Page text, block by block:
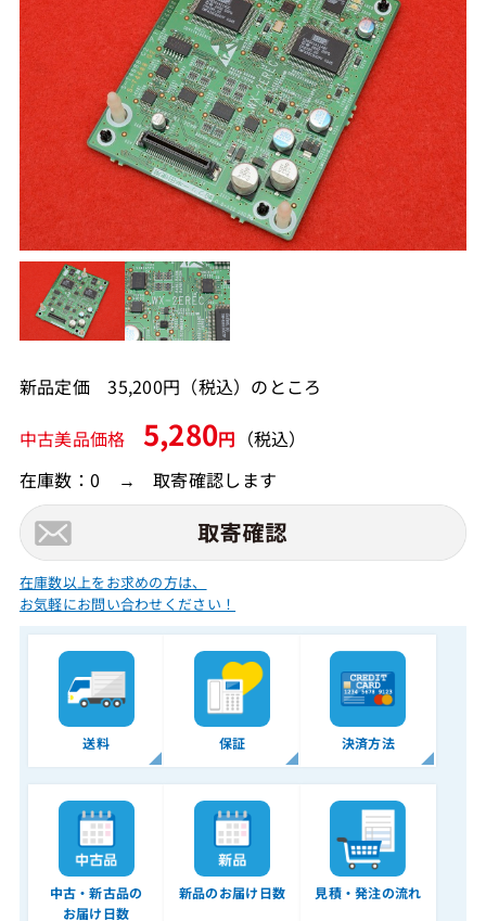
新品定価 35,200円（税込）のところ
中古美品価格 5,280円 （税込）
在庫数：0 → 取寄確認します
在庫数以上をお求めの方は、
お気軽にお問い合わせください！
送料 保証 決済方法
中古・新古品の
お届け日数
新品のお届け日数 見積・発注の流れ